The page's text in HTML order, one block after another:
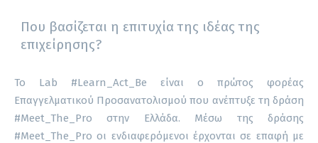
Που βασίζεται η επιτυχία της ιδέας της
επιχείρησης?
Το Lab #Learn_Act_Be είναι ο πρώτος φορέας
Επαγγελματικού Προσανατολισμού που ανέπτυξε τη δράση
#Meet_The_Pro στην Ελλάδα. Μέσω της δράσης
#Meet_The_Pro οι ενδιαφερόμενοι έρχονται σε επαφή με